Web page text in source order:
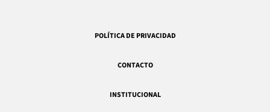
POLÍTICA DE PRIVACIDAD
CONTACTO
INSTITUCIONAL